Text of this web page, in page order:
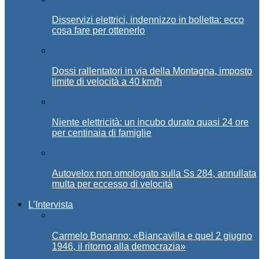
Disservizi elettrici, indennizzo in bolletta: ecco
cosa fare per ottenerlo
Dossi rallentatori in via della Montagna, imposto
limite di velocità a 40 km/h
Niente elettricità: un incubo durato quasi 24 ore
per centinaia di famiglie
Autovelox non omologato sulla Ss 284, annullata
multa per eccesso di velocità
L’Intervista
Carmelo Bonanno: «Biancavilla e quel 2 giugno
1946, il ritorno alla democrazia»